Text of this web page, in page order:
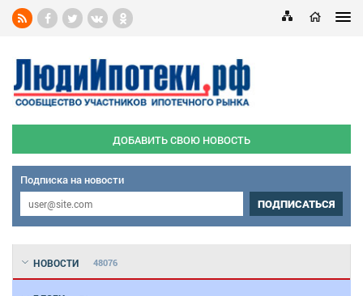
ДОБАВИТЬ СВОЮ НОВОСТЬ
Подписка на новости
ПОДПИСАТЬСЯ
НОВОСТИ 48076